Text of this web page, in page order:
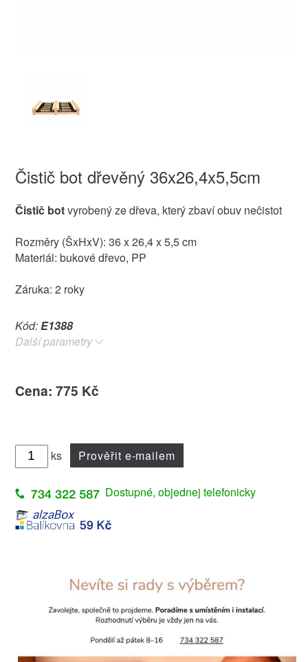
Čistič bot dřevěný 36x26,4x5,5cm
Čistič botvyrobený ze dřeva, který zbaví obuv nečistot
Rozměry (ŠxHxV): 36 x 26,4 x 5,5 cm
Materiál: bukové dřevo, PP
Záruka: 2 roky
Kód:E1388
Další parametry
Cena: 775 Kč
ks Prověřit e-mailem
Dostupné, objednej telefonicky